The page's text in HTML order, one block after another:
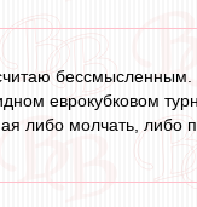
еврокубковом
либо молчать, либо